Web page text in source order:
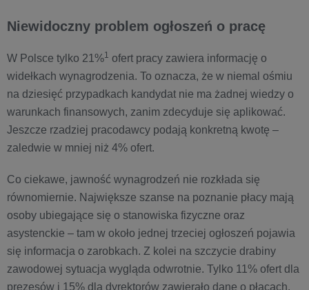
Niewidoczny problem ogłoszeń o pracę
W Polsce tylko 21%1 ofert pracy zawiera informację o
widełkach wynagrodzenia. To oznacza, że w niemal ośmiu
na dziesięć przypadkach kandydat nie ma żadnej wiedzy o
warunkach finansowych, zanim zdecyduje się aplikować.
Jeszcze rzadziej pracodawcy podają konkretną kwotę –
zaledwie w mniej niż 4% ofert.
Co ciekawe, jawność wynagrodzeń nie rozkłada się
równomiernie. Największe szanse na poznanie płacy mają
osoby ubiegające się o stanowiska fizyczne oraz
asystenckie – tam w około jednej trzeciej ogłoszeń pojawia
się informacja o zarobkach. Z kolei na szczycie drabiny
zawodowej sytuacja wygląda odwrotnie. Tylko 11% ofert dla
prezesów i 15% dla dyrektorów zawierało dane o płacach.